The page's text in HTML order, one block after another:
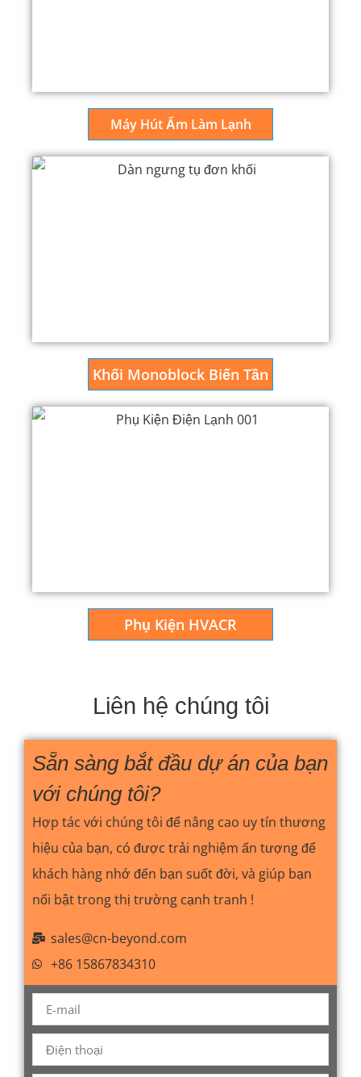
Máy Hút Ẩm Làm Lạnh
Khối Monoblock Biến Tần
Phụ Kiện HVACR
Liên hệ chúng tôi
Sẵn sàng bắt đầu dự án của bạn
với chúng tôi?
Hợp tác với chúng tôi để nâng cao uy tín thương
hiệu của bạn, có được trải nghiệm ấn tượng để
khách hàng nhớ đến bạn suốt đời, và giúp bạn
nổi bật trong thị trường cạnh tranh !
sales@cn-beyond.com
+86 15867834310